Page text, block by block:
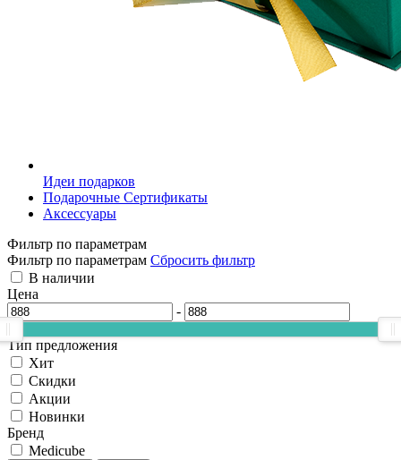
Идеи подарков
Подарочные Сертификаты
Аксессуары
Фильтр по параметрам
Фильтр по параметрам Сбросить фильтр
В наличии
Цена
-
Тип предложения
Хит
Скидки
Акции
Новинки
Бренд
Medicube